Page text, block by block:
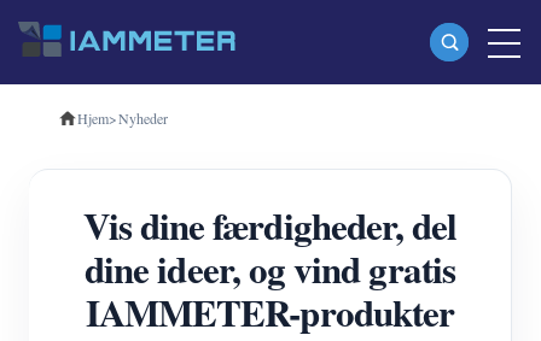
Produkter
Trefaset Wi-Fi-energimåler (WEM3080T)
Trefaset Wi-Fi energimåler (WEM3046T)
Trefaset Wi-Fi-energimåler (WEM3050T)
Hjem>Nyheder
Vis dine færdigheder, del
dine ideer, og vind gratis
IAMMETER-produkter